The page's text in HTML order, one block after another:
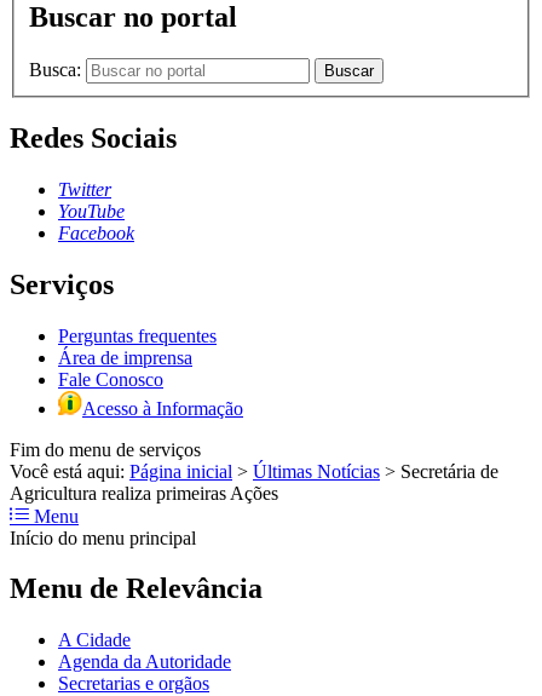
Buscar no portal
Busca: Buscar
Redes Sociais
Twitter
YouTube
Facebook
Serviços
Perguntas frequentes
Área de imprensa
Fale Conosco
Acesso à Informação
Fim do menu de serviços
Você está aqui: Página inicial > Últimas Notícias > Secretária de
Agricultura realiza primeiras Ações
Menu
Início do menu principal
Menu de Relevância
A Cidade
Agenda da Autoridade
Secretarias e orgãos